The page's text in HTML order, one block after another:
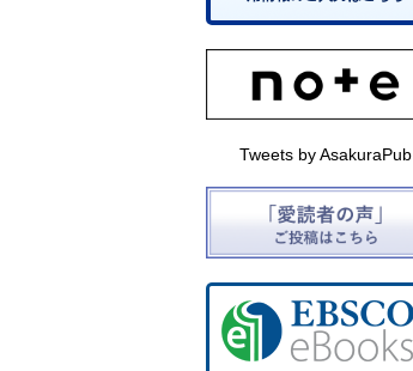
Tweets by AsakuraPub